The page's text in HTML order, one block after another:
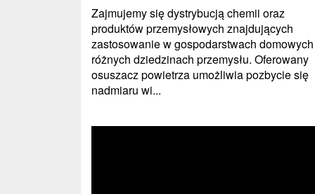
Zajmujemy się dystrybucją chemii oraz
produktów przemysłowych znajdujących
zastosowanie w gospodarstwach
różnych dziedzinach przemysłu. Oferowany
osuszacz powietrza umożliwia pozbycie się
nadmiaru wi...